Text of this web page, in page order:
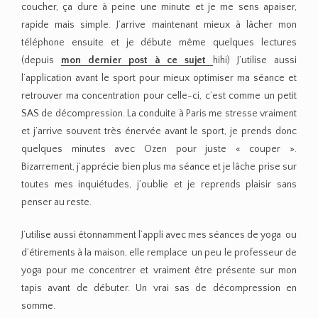
coucher, ça dure à peine une minute et je me sens apaiser,
rapide mais simple. J’arrive maintenant mieux à lâcher mon
téléphone ensuite et je débute même quelques lectures
(depuis mon dernier post à ce sujet
hihi) J’utilise aussi
l’application avant le sport pour mieux optimiser ma séance et
retrouver ma concentration pour celle-ci, c’est comme un petit
SAS de décompression. La conduite à Paris me stresse vraiment
et j’arrive souvent très énervée avant le sport, je prends donc
quelques minutes avec Ozen pour juste « couper ».
Bizarrement, j’apprécie bien plus ma séance et je lâche prise sur
toutes mes inquiétudes, j’oublie et je reprends plaisir sans
penser au reste.
J’utilise aussi étonnamment l’appli avec mes séances de yoga ou
d’étirements à la maison, elle remplace un peu le professeur de
yoga pour me concentrer et vraiment être présente sur mon
tapis avant de débuter. Un vrai sas de décompression en
somme.